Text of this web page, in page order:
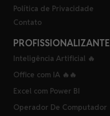
Política de Privacidade
Contato
PROFISSIONALIZANTE
Inteligência Artificial 🔥
Office com IA 🔥🔥
Excel com Power BI
Operador De Computador